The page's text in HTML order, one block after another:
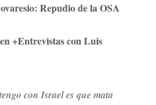
Repudio de la OSA
+Entrevistas con Luis
con Israel es que mata